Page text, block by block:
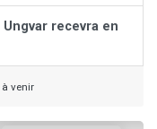
Ungvar recevra en
venir